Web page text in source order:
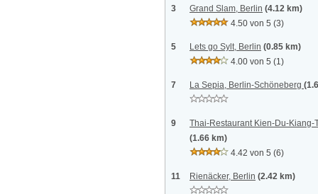
3 Grand Slam, Berlin (4.12 km)
4.50 von 5 (3)
5 Lets go Sylt, Berlin (0.85 km)
4.00 von 5 (1)
7 La Sepia, Berlin-Schöneberg
9
Thai-Restaurant Kien-Du-
(1.66 km)
4.42 von 5 (6)
11 Rienäcker, Berlin (2.42 km)